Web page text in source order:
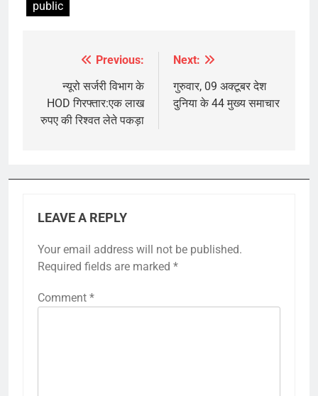
public
navigation
Previous:
न्यूरो सर्जरी विभाग के
HOD गिरफ्तार:एक लाख
रुपए की रिश्वत लेते पकड़ा
Next:
गुरुवार, 09 अक्टूबर देश
दुनिया के 44 मुख्य समाचार
LEAVE A REPLY
Your email address will not be published.
Required fields are marked *
Comment *